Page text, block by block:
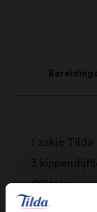
1 zakje Tilda
3
Olijfolie
1 ui,